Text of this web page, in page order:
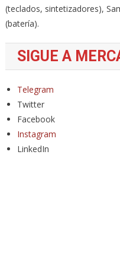
(teclados, sintetizadores),
(batería).
SIGUE A
Telegram
Twitter
Facebook
Instagram
LinkedIn